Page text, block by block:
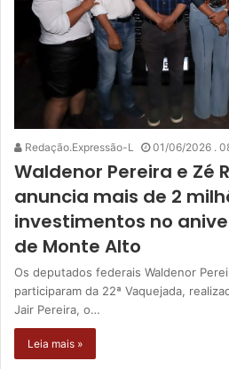
Redação.Expressão-L 01/06/2026 .
Waldenor Pereira e Zé
anuncia mais de 2
investimentos no
de Monte Alto
Os deputados federais Waldenor
participaram da 22ª Vaquejada,
Jair Pereira, o…
Leia mais »